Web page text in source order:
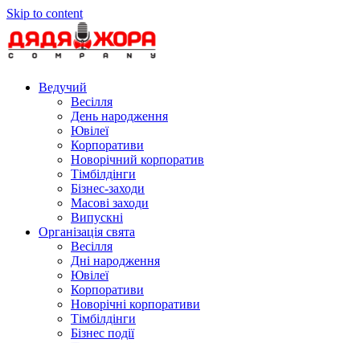
Skip to content
Ведучий
Весілля
День народження
Ювілеї
Корпоративи
Новорічний корпоратив
Тімбілдінги
Бізнес-заходи
Масові заходи
Випускні
Організація свята
Весілля
Дні народження
Ювілеї
Корпоративи
Новорічні корпоративи
Тімбілдінги
Бізнес події